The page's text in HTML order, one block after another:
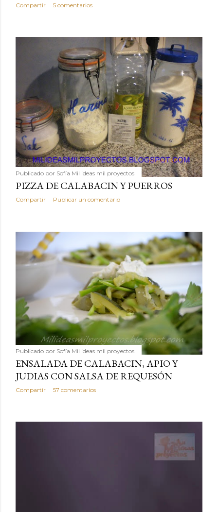
Compartir 5 comentarios
Publicado por Sofía Mil ideas mil proyectos
PIZZA DE CALABACIN Y PUERROS
Compartir Publicar un comentario
Publicado por Sofía Mil ideas mil proyectos
ENSALADA DE CALABACIN, APIO Y
JUDIAS CON SALSA DE REQUESÓN
Compartir 57 comentarios